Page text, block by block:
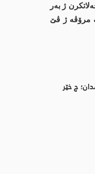
ژ بەر
مرۆڤه‌ ژ ڤێ
چ خێر